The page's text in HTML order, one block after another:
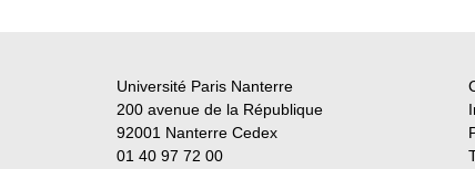
Université Paris Nanterre
200 avenue de la République
92001 Nanterre Cedex
01 40 97 72 00